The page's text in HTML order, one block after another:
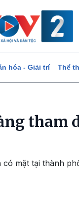
hóa - Giải trí Thể
tham
mặt tại thành